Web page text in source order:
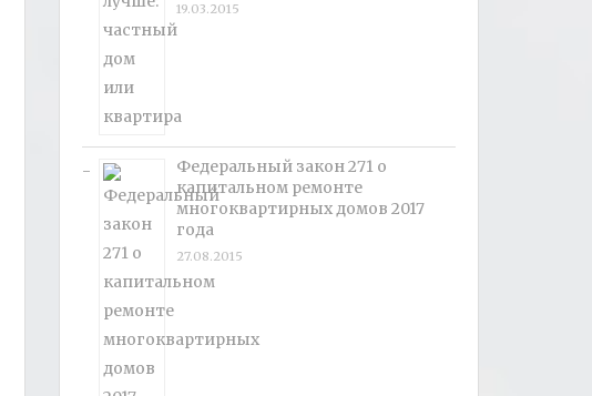
19.03.2015
Федеральный закон 271 о
капитальном ремонте
многоквартирных домов 2017
года
27.08.2015